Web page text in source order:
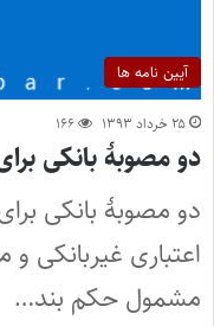
آیین نامه ها
۲۵ خرداد ۱۳۹۳ ۱۶۶
دو مصوبۀ بانکی
دو مصوبۀ بانکی
اعتباری غیربانکی
مشمول حکم بند…